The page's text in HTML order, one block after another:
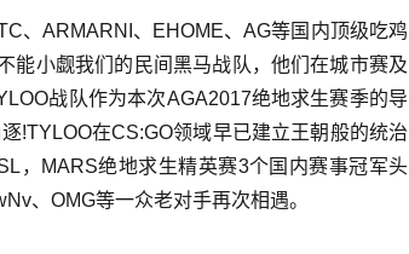
ARMARNI、EHOME、AG等国内顶级吃鸡
能小觑我们的民间黑马战队，他们在城市赛及
战队作为本次AGA2017绝地求生赛季的导
!TYLOO在CS:GO领域早已建立王朝般的统治
，MARS绝地求生精英赛3个国内赛事冠军头
、OMG等一众老对手再次相遇。